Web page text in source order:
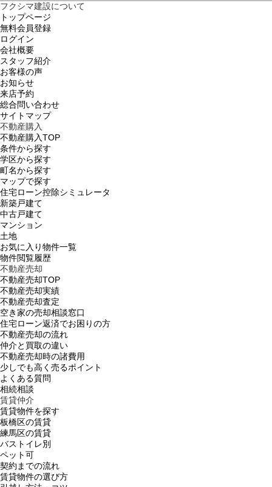
フクシマ建設について
トップページ
無料会員登録
ログイン
会社概要
スタッフ紹介
お客様の声
お知らせ
来店予約
総合問い合わせ
サイトマップ
不動産購入
不動産購入TOP
条件から探す
学区から探す
町名から探す
マップで探す
住宅ローン控除シミュレータ
新築戸建て
中古戸建て
マンション
土地
お気に入り物件一覧
物件閲覧履歴
不動産売却
不動産売却TOP
不動産売却実績
不動産売却査定
空き家の売却相談窓口
住宅ローン返済でお困りの方
不動産売却の流れ
仲介と買取の違い
不動産売却時の諸費用
少しでも高く売るポイント
よくある質問
相続相談
賃貸仲介
賃貸物件を探す
板橋区の賃貸
練馬区の賃貸
バストイレ別
ペット可
契約までの流れ
賃貸物件の選び方